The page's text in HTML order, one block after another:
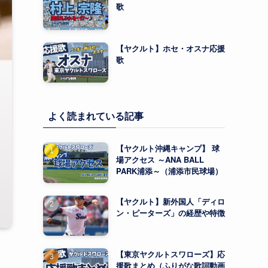
歌
【ヤクルト】ホセ・オスナ応援
歌
よく読まれている記事
【ヤクルト沖縄キャンプ】 球
場アクセス ～ANA BALL
PARK浦添～（浦添市民球場）
【ヤクルト】新外国人「ディロ
ン・ピーターズ」の経歴や特徴
【東京ヤクルトスワローズ】応
援歌まとめ（ふりがな歌詞動画